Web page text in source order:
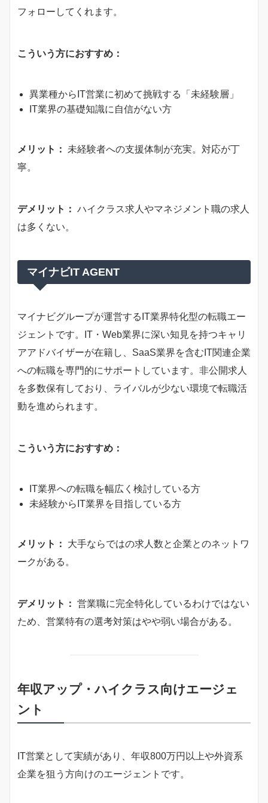
フォローしてくれます。
こういう方におすすめ：
異業種からIT営業に初めて挑戦する「未経験層」
IT業界の基礎知識に自信がない方
メリット：
未経験者への支援体制が充実。対応が丁
寧。
デメリット： ハイクラス求人やマネジメント職の求人
は多くない。
マイナビIT AGENT
マイナビグループが運営するIT業界特化型の転職エー
ジェントです。IT・Web業界に深い知見を持つキャリ
アアドバイザーが在籍し、SaaS業界を含むIT関連企業
への転職を専門的にサポートしています。非公開求人
を多数保有しており、ライバルが少ない環境で転職活
動を進められます。
こういう方におすすめ：
IT業界への転職を幅広く検討している方
未経験からIT業界を目指している方
メリット：
大手ならではの求人数と企業とのネットワ
ークがある。
デメリット： 営業職に完全特化しているわけではない
ため、営業特有の選考対策はやや弱い場合がある。
年収アップ・ハイクラス向けエージェ
ント
IT営業として実績があり、年収800万円以上や外資系
企業を狙う方向けのエージェントです。